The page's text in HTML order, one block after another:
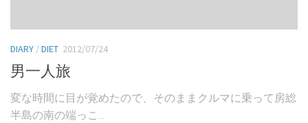
DIARY /DIET 2012/07/24
男一人旅
変な時間に目が覚めたので、そのままクルマに乗って房総
半島の南の端っこ...